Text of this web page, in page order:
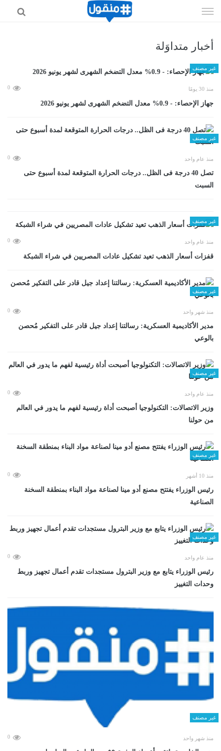
الى
أخبار متداوَلة
غير مصنف
منذ 30 يومًا 0
جهاز الإحصاء: - 0.9% معدل التضخم الشهرى لشهر يونيو 2026
غير مصنف
منذ عام واحد 0
تصل 40 درجة فى الظل.. درجات الحرارة المتوقعة لمدة أسبوع حتى
السبت
غير مصنف
منذ عام واحد 0
قفزات أسعار الذهب تعيد تشكيل عادات المصريين في شراء الشبكة
غير مصنف
منذ شهر واحد 0
مدير الأكاديمية العسكرية: رسالتنا إعداد جيل قادر على التفكير مُحصن
بالوعي
غير مصنف
منذ عام واحد 0
وزير الاتصالات: التكنولوجيا أصبحت أداة رئيسية لفهم ما يدور في العالم
من حولنا
غير مصنف
منذ 10 أشهر 0
رئيس الوزراء يفتتح مصنع أدو مينا لصناعة مواد البناء بمنطقة السخنة
الصناعية
غير مصنف
منذ عام واحد 0
رئيس الوزراء يتابع مع وزير البترول مستجدات تقدم أعمال تجهيز وربط
وحدات التغييز
غير مصنف
منذ شهر واحد 0